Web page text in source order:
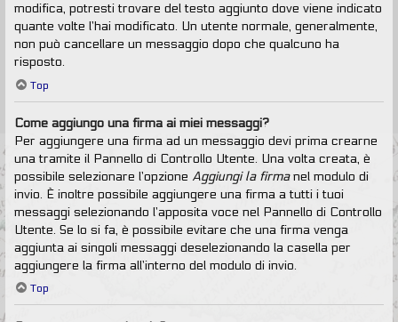
modifica, potresti trovare del testo aggiunto dove viene indicato
quante volte l’hai modificato. Un utente normale, generalmente,
non può cancellare un messaggio dopo che qualcuno ha
risposto.
Top
Come aggiungo una firma ai miei messaggi?
Per aggiungere una firma ad un messaggio devi prima crearne
una tramite il Pannello di Controllo Utente. Una volta creata, è
possibile selezionare l’opzione Aggiungi la firmanel modulo di
invio. È inoltre possibile aggiungere una firma a tutti i tuoi
messaggi selezionando l’apposita voce nel Pannello di Controllo
Utente. Se lo si fa, è possibile evitare che una firma venga
aggiunta ai singoli messaggi deselezionando la casella per
aggiungere la firma all’interno del modulo di invio.
Top